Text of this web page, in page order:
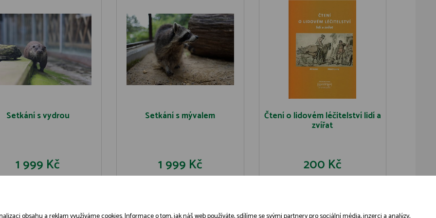
Setkání s vydrou
1 999 Kč
Setkání s mývalem
1 999 Kč
Čtení o lidovém léčitelství lidí a
zvířat
200 Kč